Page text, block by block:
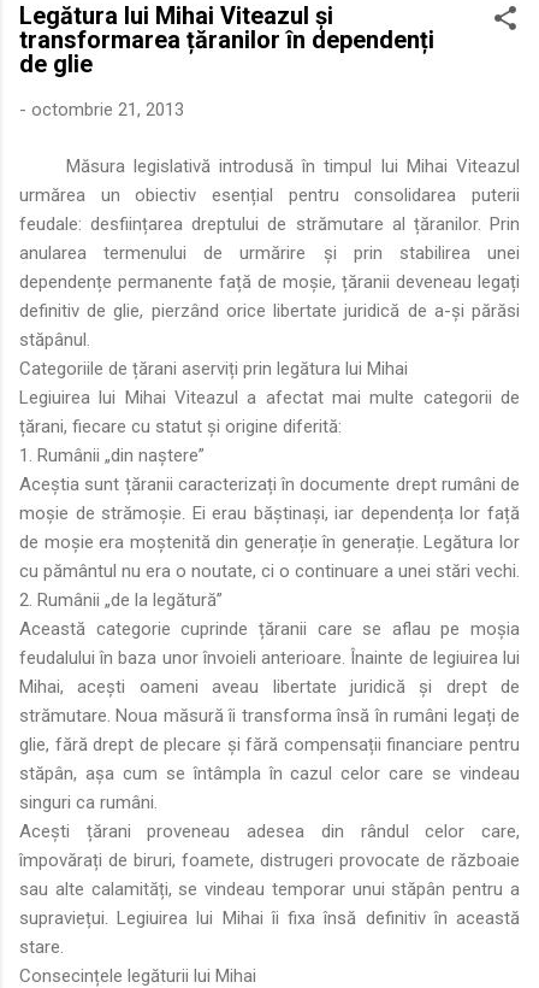
roman – în special a cetățenilor romani ( cives Romani ) în
țesutul urban și rural dobrogean – ne permite să măsurăm cu
precizie profunzimea și ritmul procesului de rom...
Legătura lui Mihai Viteazul și
transformarea țăranilor în dependenți
de glie
- octombrie 21, 2013
Măsura legislativă introdusă în timpul lui Mihai Viteazul
urmărea un obiectiv esențial pentru consolidarea puterii
feudale: desființarea dreptului de strămutare al țăranilor. Prin
anularea termenului de urmărire și prin stabilirea unei
dependențe permanente față de moșie, țăranii deveneau legați
definitiv de glie, pierzând orice libertate juridică de a-și părăsi
stăpânul.
Categoriile de țărani aserviți prin legătura lui Mihai
Legiuirea lui Mihai Viteazul a afectat mai multe categorii de
țărani, fiecare cu statut și origine diferită:
1. Rumânii „din naștere”
Aceștia sunt țăranii caracterizați în documente drept rumâni de
moșie de strămoșie. Ei erau băștinași, iar dependența lor față
de moșie era moștenită din generație în generație. Legătura lor
cu pământul nu era o noutate, ci o continuare a unei stări vechi.
2. Rumânii „de la legătură”
Această categorie cuprinde țăranii care se aflau pe moșia
feudalului în baza unor învoieli anterioare. Înainte de legiuirea lui
Mihai, acești oameni aveau libertate juridică și drept de
strămutare. Noua măsură îi transforma însă în rumâni legați de
glie, fără drept de plecare și fără compensații financiare pentru
stăpân, așa cum se întâmpla în cazul celor care se vindeau
singuri ca rumâni.
Acești țărani proveneau adesea din rândul celor care,
împovărați de biruri, foamete, distrugeri provocate de războaie
sau alte calamități, se vindeau temporar unui stăpân pentru a
supraviețui. Legiuirea lui Mihai îi fixa însă definitiv în această
stare.
Consecințele legăturii lui Mihai